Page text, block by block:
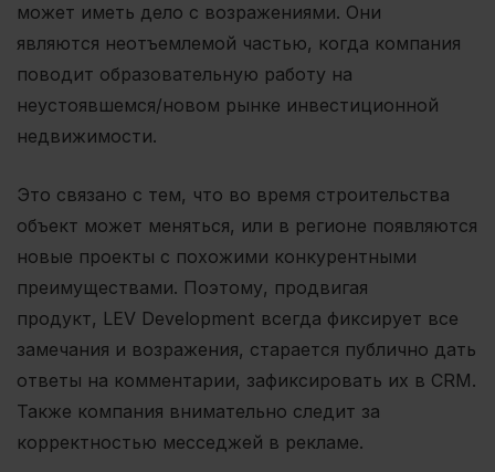
может иметь дело с возражениями. Они
являются неотъемлемой частью, когда компания
поводит образовательную работу на
неустоявшемся/новом рынке инвестиционной
недвижимости.
Это связано с тем, что во время строительства
объект может меняться, или в регионе появляются
новые проекты с похожими конкурентными
преимуществами. Поэтому, продвигая
продукт, LEV Development всегда фиксирует все
замечания и возражения, старается публично дать
ответы на комментарии, зафиксировать их в CRM.
Также компания внимательно следит за
корректностью месседжей в рекламе.